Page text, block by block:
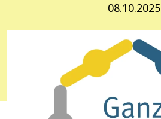
08.10.2025